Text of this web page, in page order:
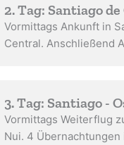
2. Tag: Santiago
Vormittags Ankunft in
Central. Anschließend
3. Tag: Santiago -
Vormittags Weiterflug
Nui. 4 Übernachtungen